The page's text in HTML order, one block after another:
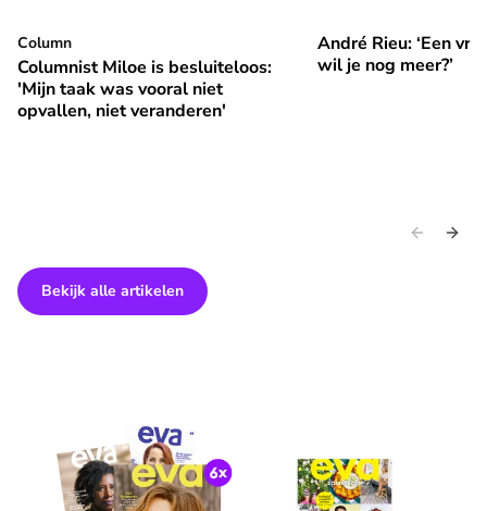
Columnist Miloe is besluiteloos: 'Mijn taak was vooral niet
⭐ Premium
Column
Columnist Miloe is besluiteloos:
'Mijn taak was vooral niet
opvallen, niet veranderen'
André Rieu: ‘Een
⭐Premium
André Rieu: ‘Een
wil je nog meer?’
Bekijk alle artikelen